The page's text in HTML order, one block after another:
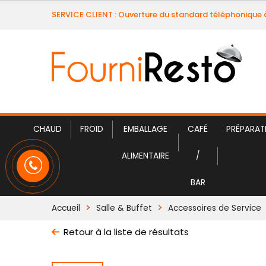
SERVICE CLIENT : Ouverture du standard téléphonique
CHAUD FROID EMBALLAGE
ALIMENTAIRE
CAFÉ
/
BAR
Accueil Salle & Buffet Accessoires de Service
Retour à la liste de résultats